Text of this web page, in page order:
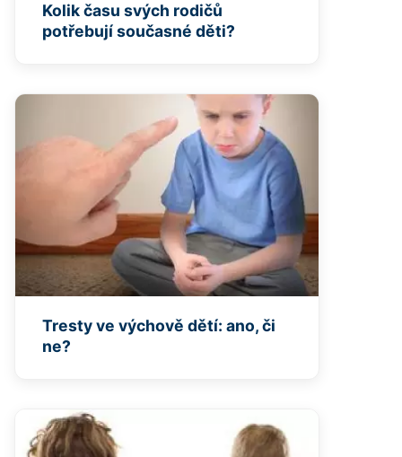
Kolik času svých rodičů
potřebují současné děti?
Tresty ve výchově dětí: ano, či
ne?